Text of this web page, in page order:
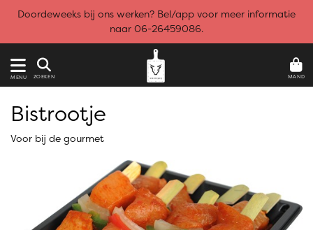
Doordeweeks bij ons werken? Bel/app voor meer informatie
naar 06-26459086.
MENU ZOEKEN MAND
Bistrootje
Voor bij de gourmet